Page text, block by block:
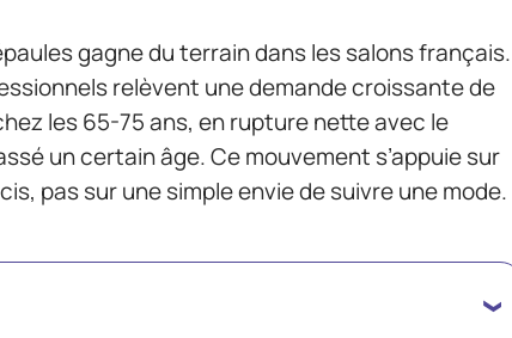
gagne du terrain dans les salons français.
relèvent une demande croissante de
les 65-75 ans, en rupture nette avec le
un certain âge. Ce mouvement s’appuie sur
pas sur une simple envie de suivre une mode.